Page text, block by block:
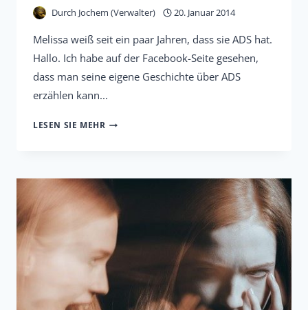
Durch Jochem (Verwalter) 20. Januar 2014
Melissa weiß seit ein paar Jahren, dass sie ADS hat.
Hallo. Ich habe auf der Facebook-Seite gesehen,
dass man seine eigene Geschichte über ADS
erzählen kann...
LESEN SIE MEHR MELISSAS
HÖHEN
UND
TIEFEN
WEGEN
ADS
UND
MEDIKAMENTEN